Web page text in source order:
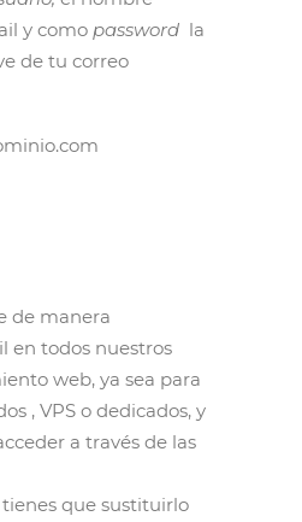
y como password la
de tu correo
de manera
en todos nuestros
web, ya sea para
, VPS o dedicados, y
a través de las
que sustituirlo